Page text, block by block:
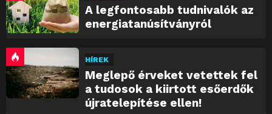
A legfontosabb tudnivalók az
energiatanúsítványról
HÍREK
Meglepő érveket vetettek fel
a tudosok a kiirtott esőerdők
újratelepítése ellen!